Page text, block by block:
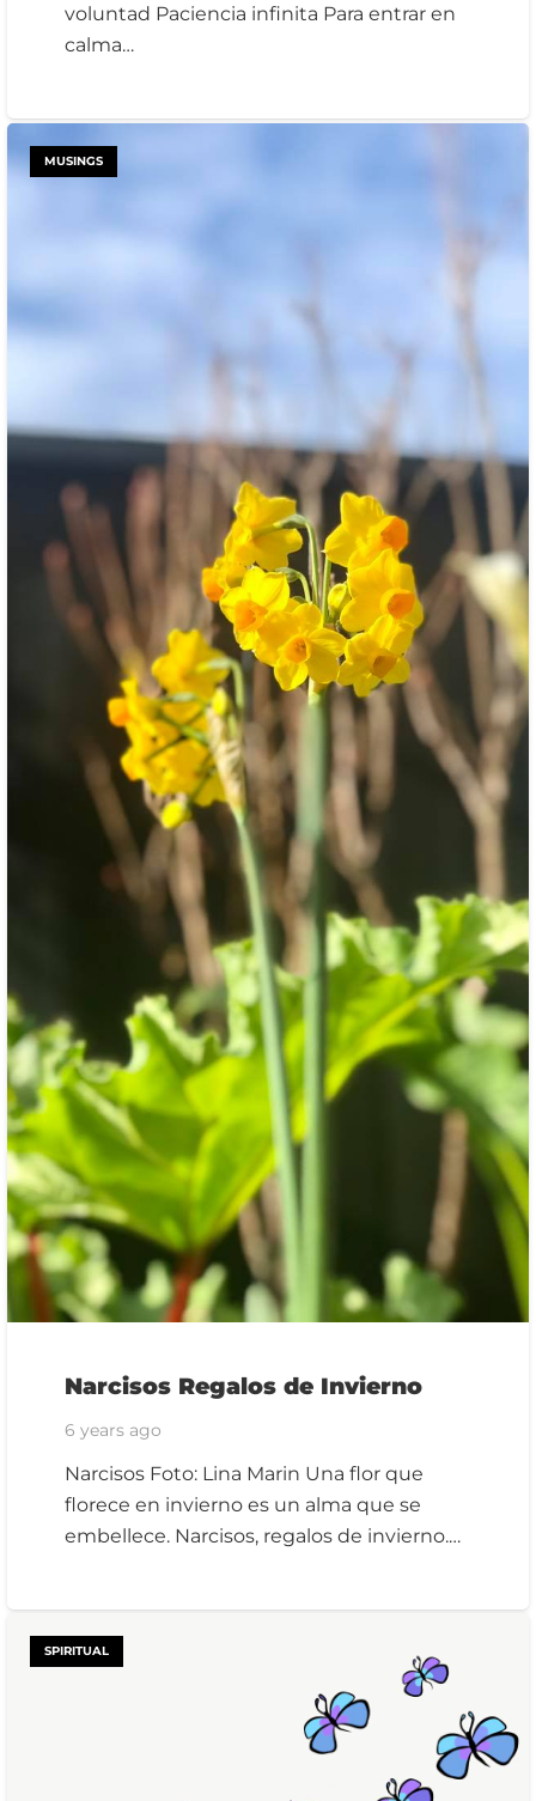
voluntad Paciencia infinita Para entrar en
calma…
MUSINGS
Narcisos Regalos de Invierno
6 years ago
Narcisos Foto: Lina Marin Una flor que
florece en invierno es un alma que se
embellece. Narcisos, regalos de invierno.…
SPIRITUAL